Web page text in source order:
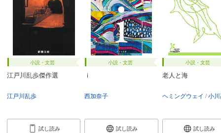
小説・文芸
江戸川乱歩傑作選
江戸川乱歩
試し読み
小説・文芸
ｉ
西加奈子
試し読み
小説・文芸
老人と海
ヘミングウェイ 小
試し読み